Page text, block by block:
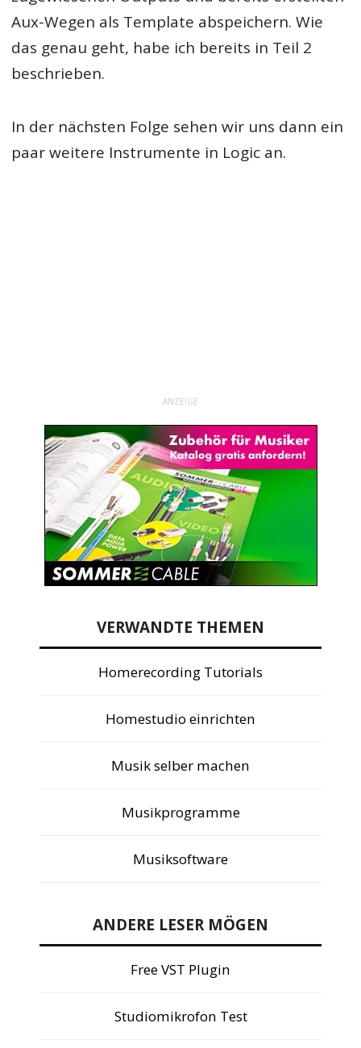
Aux-Wegen als Template abspeichern. Wie
das genau geht, habe ich bereits in Teil 2
beschrieben.
In der nächsten Folge sehen wir uns dann ein
paar weitere Instrumente in Logic an.
ANZEIGE
VERWANDTE THEMEN
Homerecording Tutorials
Homestudio einrichten
Musik selber machen
Musikprogramme
Musiksoftware
ANDERE LESER MÖGEN
Free VST Plugin
Studiomikrofon Test